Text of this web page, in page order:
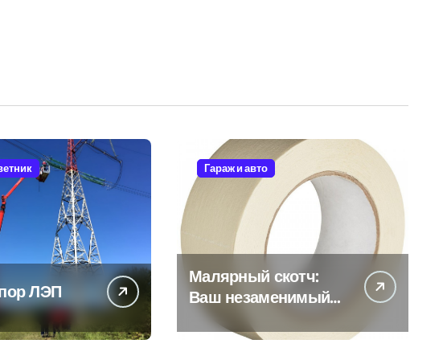
ЛЭП
Гараж и авто
Малярный скотч:
Ваш незаменимый
помощник при
ремонтных работах